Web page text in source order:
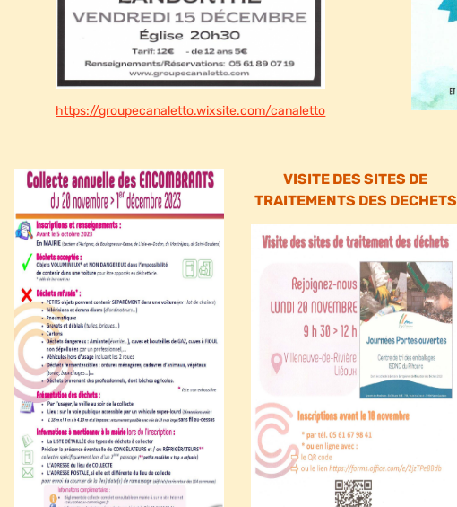
https://groupecanaletto.wixsite.com/canaletto
VISITE DES SITES DE
TRAITEMENTS DES DECHETS